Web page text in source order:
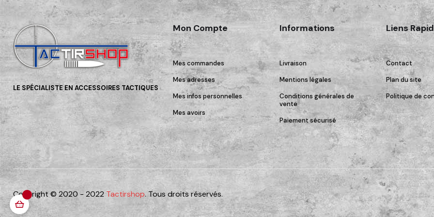
LE SPÉCIALISTE EN ACCESSOIRES TACTIQUES
Mon Compte
Mes commandes
Mes adresses
Mes infos personnelles
Mes avoirs
Informations
Livraison
Mentions légales
Conditions générales de
vente
Paiement sécurisé
Liens
Contact
Plan du site
Politique de
Copyright © 2020 - 2022 Tactirshop. Tous droits réservés.